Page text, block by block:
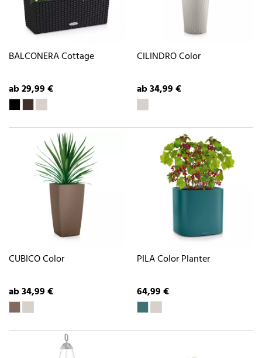
BALCONERA Cottage
ab 29,99 €
CILINDRO Color
ab 34,99 €
CUBICO Color
ab 34,99 €
PILA Color Planter
64,99 €